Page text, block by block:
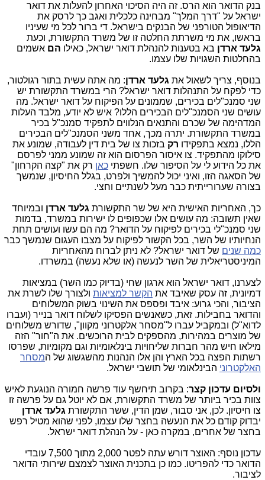
בנק הדואר הוא הרס. זה היה הסיכוי האחרון להעלות את דואר
ישראל על "דרך המלך" מבחינה כלכלית ואגב כך לרסק את
הדיאופול הטורפני של הבנקים בישראל. די ברור לכל מי שעיניו
בראשו, את מי משרתת החלטה זו של משרד התקשורת, וכעת
גלעד ארדן בא בטענות להנהלת דואר ישראל, כאילו הם אשמים
בהחלטות השגויות שלו עצמו.
בנוסף, צריך לשאול את גלעד ארדן: מה אתה עשית בתור רגולטור,
כדי לפקח על התנהלות דואר ישראל? הרי במשרד התקשורת יש
שני סמנכ"לים בכירים, שממונים על הפיקוח על דואר ישראל. מה
עושים שני הסמנכ"לים הבכירים הללו? איש לא יודע, מלבד העלות
המדהימה של שכרם והתנאים הנלווים לתפקיד סמנכ"ל בכיר
במשרד התקשורת. יתרה מכך, אחד משני הסמנכ"לים הבכירים
הללו, נמצא בתפקידו רק בזכות צו של בית דין לעבודה, שמונע את
סילוקו מהתפקיד. צו איסור הפרסום הוא זה שמונע ממני לפרסם
את כל הידוע לי על הסיפור שלו. חשפתי כאן רק את "קצה הקרחון"
של הסאגה הזו, ואיני יכול להמשיך ולפרט, בגלל החיסיון, שנמשך
בצורה שערורייתית כבר מעל לשנתיים וחצי.
כך, האחריות האישית היא של שר התקשורת גלעד ארדן ובמיוחד
שאין תשובה: מה עושים אלו שכפופים לו ישירות במשרד, בדמות
שני סמנכ"לי בכירים לפיקוח על הדואר? מה הם עשו ועושים תחת
הנחיותיו של השר, בכל הקשור לפיקוח על מצבו העגום שנמשך כבר
כמה שנים של דואר ישראל? לא ניתן לברוח מהאחריות
המיניסטריאלית של השר לנעשה (או שלא נעשה) במשרדו.
לצערנו, דואר ישראל הוא ארגון שחי (בדיוק כמו השר) במציאות
דמיונית, זה עסק שאיבד את הקשר למציאות ולצורך שלו לשרת את
הציבור, והכי גרוע: איבד ופספס את השינוי בשוק המשלוחים
והדואר בחבילות. זאת, כשאנשים הפסיקו לשלוח דואר בנייר (ועברו
לדוא"ל) ובמקביל עברו ל"מסחר אלקטרוני מקוון", שדורש משלוחים
של מוצרים במהירות, מהספקים לבית הרוכשים. את ה"חור" הזה
מילאו חיש מהר חברות שליחויות בינלאומיות וגם מקומיות, שפרסו
רשתות הפצה בכל הארץ והן אלו הנהנות מהשגשוג של המסחר
האלקטרוני הבינלאומי של תושבי ישראל.
ולסיום עדכון קצר: בקרוב תיחשף עוד פרשה חמורה הנוגעת לאיש
צוות בכיר ביותר של משרד התקשורת, אם לא יוטל גם על פרשה זו
צו חיסיון. לכן, אני סבור, שמן הדין, ששר התקשורת גלעד ארדן
יבדוק קודם כל את הנעשה בחצר שלו עצמו, לפני שהוא מטיל רפש
בחצר של אחרים, במקרה כאן - על הנהלת דואר ישראל.
עדכון נוסף: האוצר דורש עתה לפטר 2,000 מתוך 7,500 עובדי
הדואר כדי להפריטו. כמו כן בתכנית האוצר לצמצם שירותי הדואר
לציבור.